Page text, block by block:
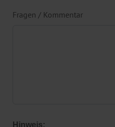
Fragen / Kommentar
Hinweis: